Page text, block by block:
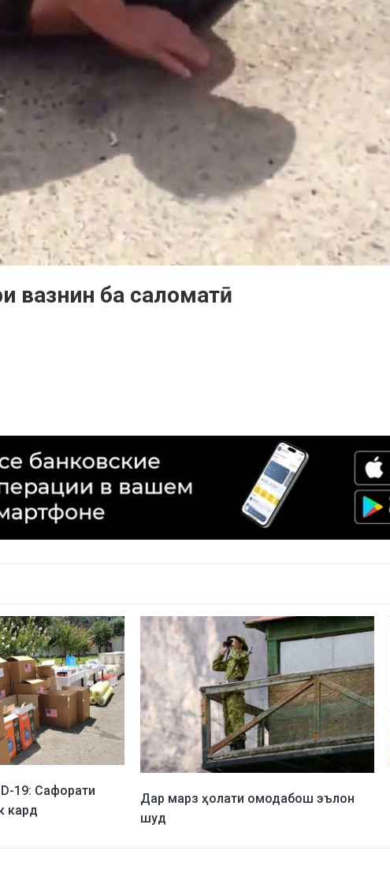
вазнин ба саломатӣ
19: Сафорати
кард
Дар марз ҳолати омодабош эълон
шуд